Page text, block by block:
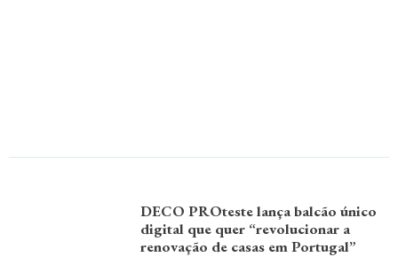
DECO PROteste lança balcão único
digital que quer “revolucionar a
renovação de casas em Portugal”